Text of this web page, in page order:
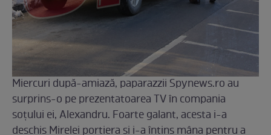
Miercuri după-amiază, paparazzii Spynews.ro au
surprins-o pe prezentatoarea TV în compania
soţului ei, Alexandru. Foarte galant, acesta i-a
deschis Mirelei portiera şi i-a întins mâna pentru a